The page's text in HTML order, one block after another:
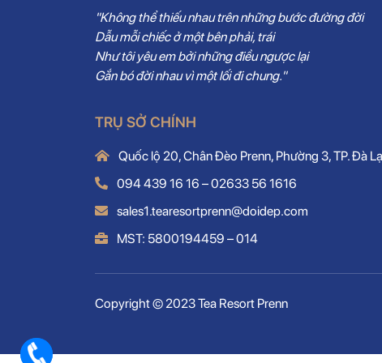
"Không thể thiếu nhau trên những bước đường đời
Dẫu mỗi chiếc ở một bên phải, trái
Như tôi yêu em bởi những điều ngược lại
Gắn bó đời nhau vì một lối đi chung."
TRỤ SỞ CHÍNH
Quốc lộ 20, Chân Đèo Prenn, Phường 3, TP. Đà
094 439 16 16 – 02633 56 1616
sales1.tearesortprenn@doidep.com
MST: 5800194459 – 014
Copyright © 2023 Tea Resort Prenn